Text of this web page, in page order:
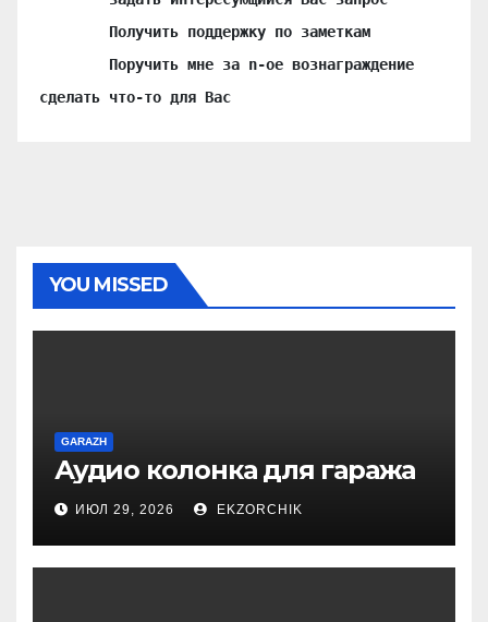
сделать что-то для Вас
YOU MISSED
GARAZH
Аудио колонка для гаража
ИЮЛ 29, 2026 EKZORCHIK